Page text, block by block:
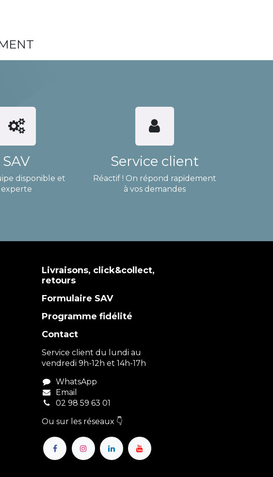
SAV
disponible et
experte
Service client
Réactif ! On répond rapidement
à vos demandes
Livraisons, click&collect,
retours
Formulaire SAV
Programme fidélité
Contact
Service client du lundi au
vendredi 9h-12h et 14h-17h
WhatsApp
Email
02 98 59 63 01
Ou sur les réseaux 👇